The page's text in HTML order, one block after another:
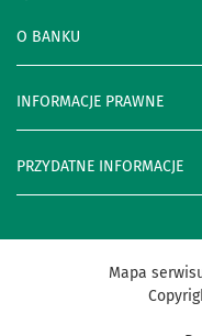
O BANKU
INFORMACJE PRAWNE
PRZYDATNE INFORMACJE
Mapa